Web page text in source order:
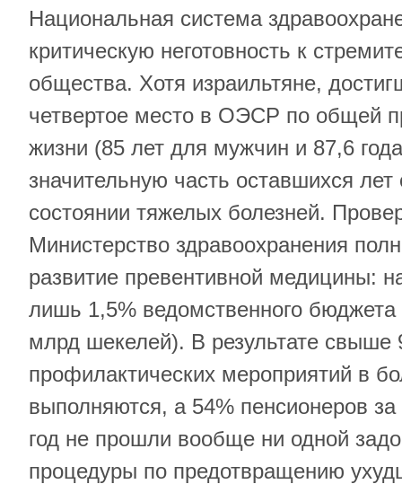
Национальная система
критическую неготовность к
общества. Хотя израильтяне,
четвертое место в ОЭСР по общей
жизни (85 лет для мужчин и 87,6
значительную часть оставшихся лет
состоянии тяжелых болезней.
Министерство здравоохранения
развитие превентивной медицины:
лишь 1,5% ведомственного
млрд шекелей). В результате свыше
профилактических мероприятий в
выполняются, а 54% пенсионеров
год не прошли вообще ни одной
процедуры по предотвращению